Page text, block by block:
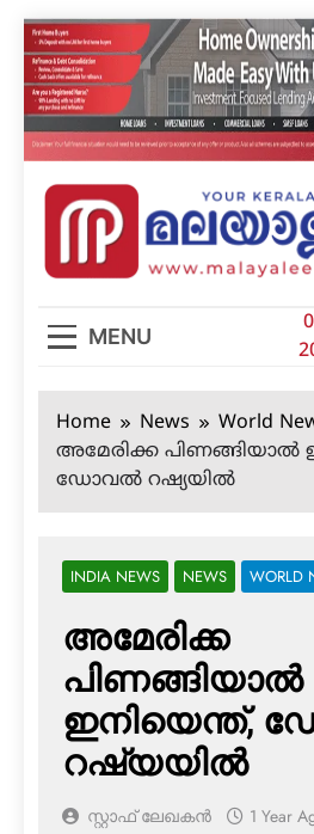
Skip
to
content
MENU
Home News
World
അമേരിക്ക പിണങ്ങിയാല്‍
ഡോവല്‍ റഷ്യയില്‍
INDIA NEWS NEWS WORLD
അമേരിക്ക
പിണങ്ങിയാല്‍
ഇനിയെന്ത്,
റഷ്യയില്‍
സ്റ്റാഫ് ലേഖകൻ 1 Year